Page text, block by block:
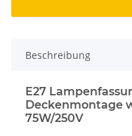
Beschreibung
E27
Deckenmontage
75W/250V